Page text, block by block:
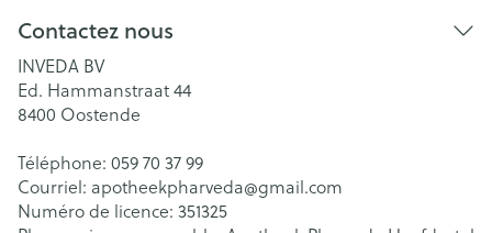
Contactez nous
INVEDA BV
Ed. Hammanstraat 44
8400 Oostende
Téléphone: 059 70 37 99
Courriel: apotheekpharveda@gmail.com
Numéro de licence: 351325